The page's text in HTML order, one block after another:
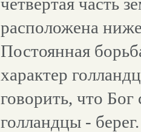
расположена
Постоянная
характер
говорить, что Бог
голландцы -